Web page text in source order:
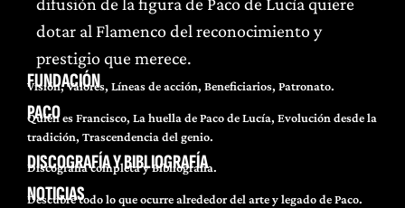
dotar al Flamenco del reconocimiento y
prestigio que merece.
FUNDACIÓN
Visión, Valores, Líneas de acción, Beneficiarios, Patronato.
PACO
Quién es Francisco, La huella de Paco de Lucía, Evolución desde la
tradición, Trascendencia del genio.
DISCOGRAFÍA Y BIBLIOGRAFÍA
Discografía completa y Bibliografía.
NOTICIAS
Descubre todo lo que ocurre alrededor del arte y legado de Paco.